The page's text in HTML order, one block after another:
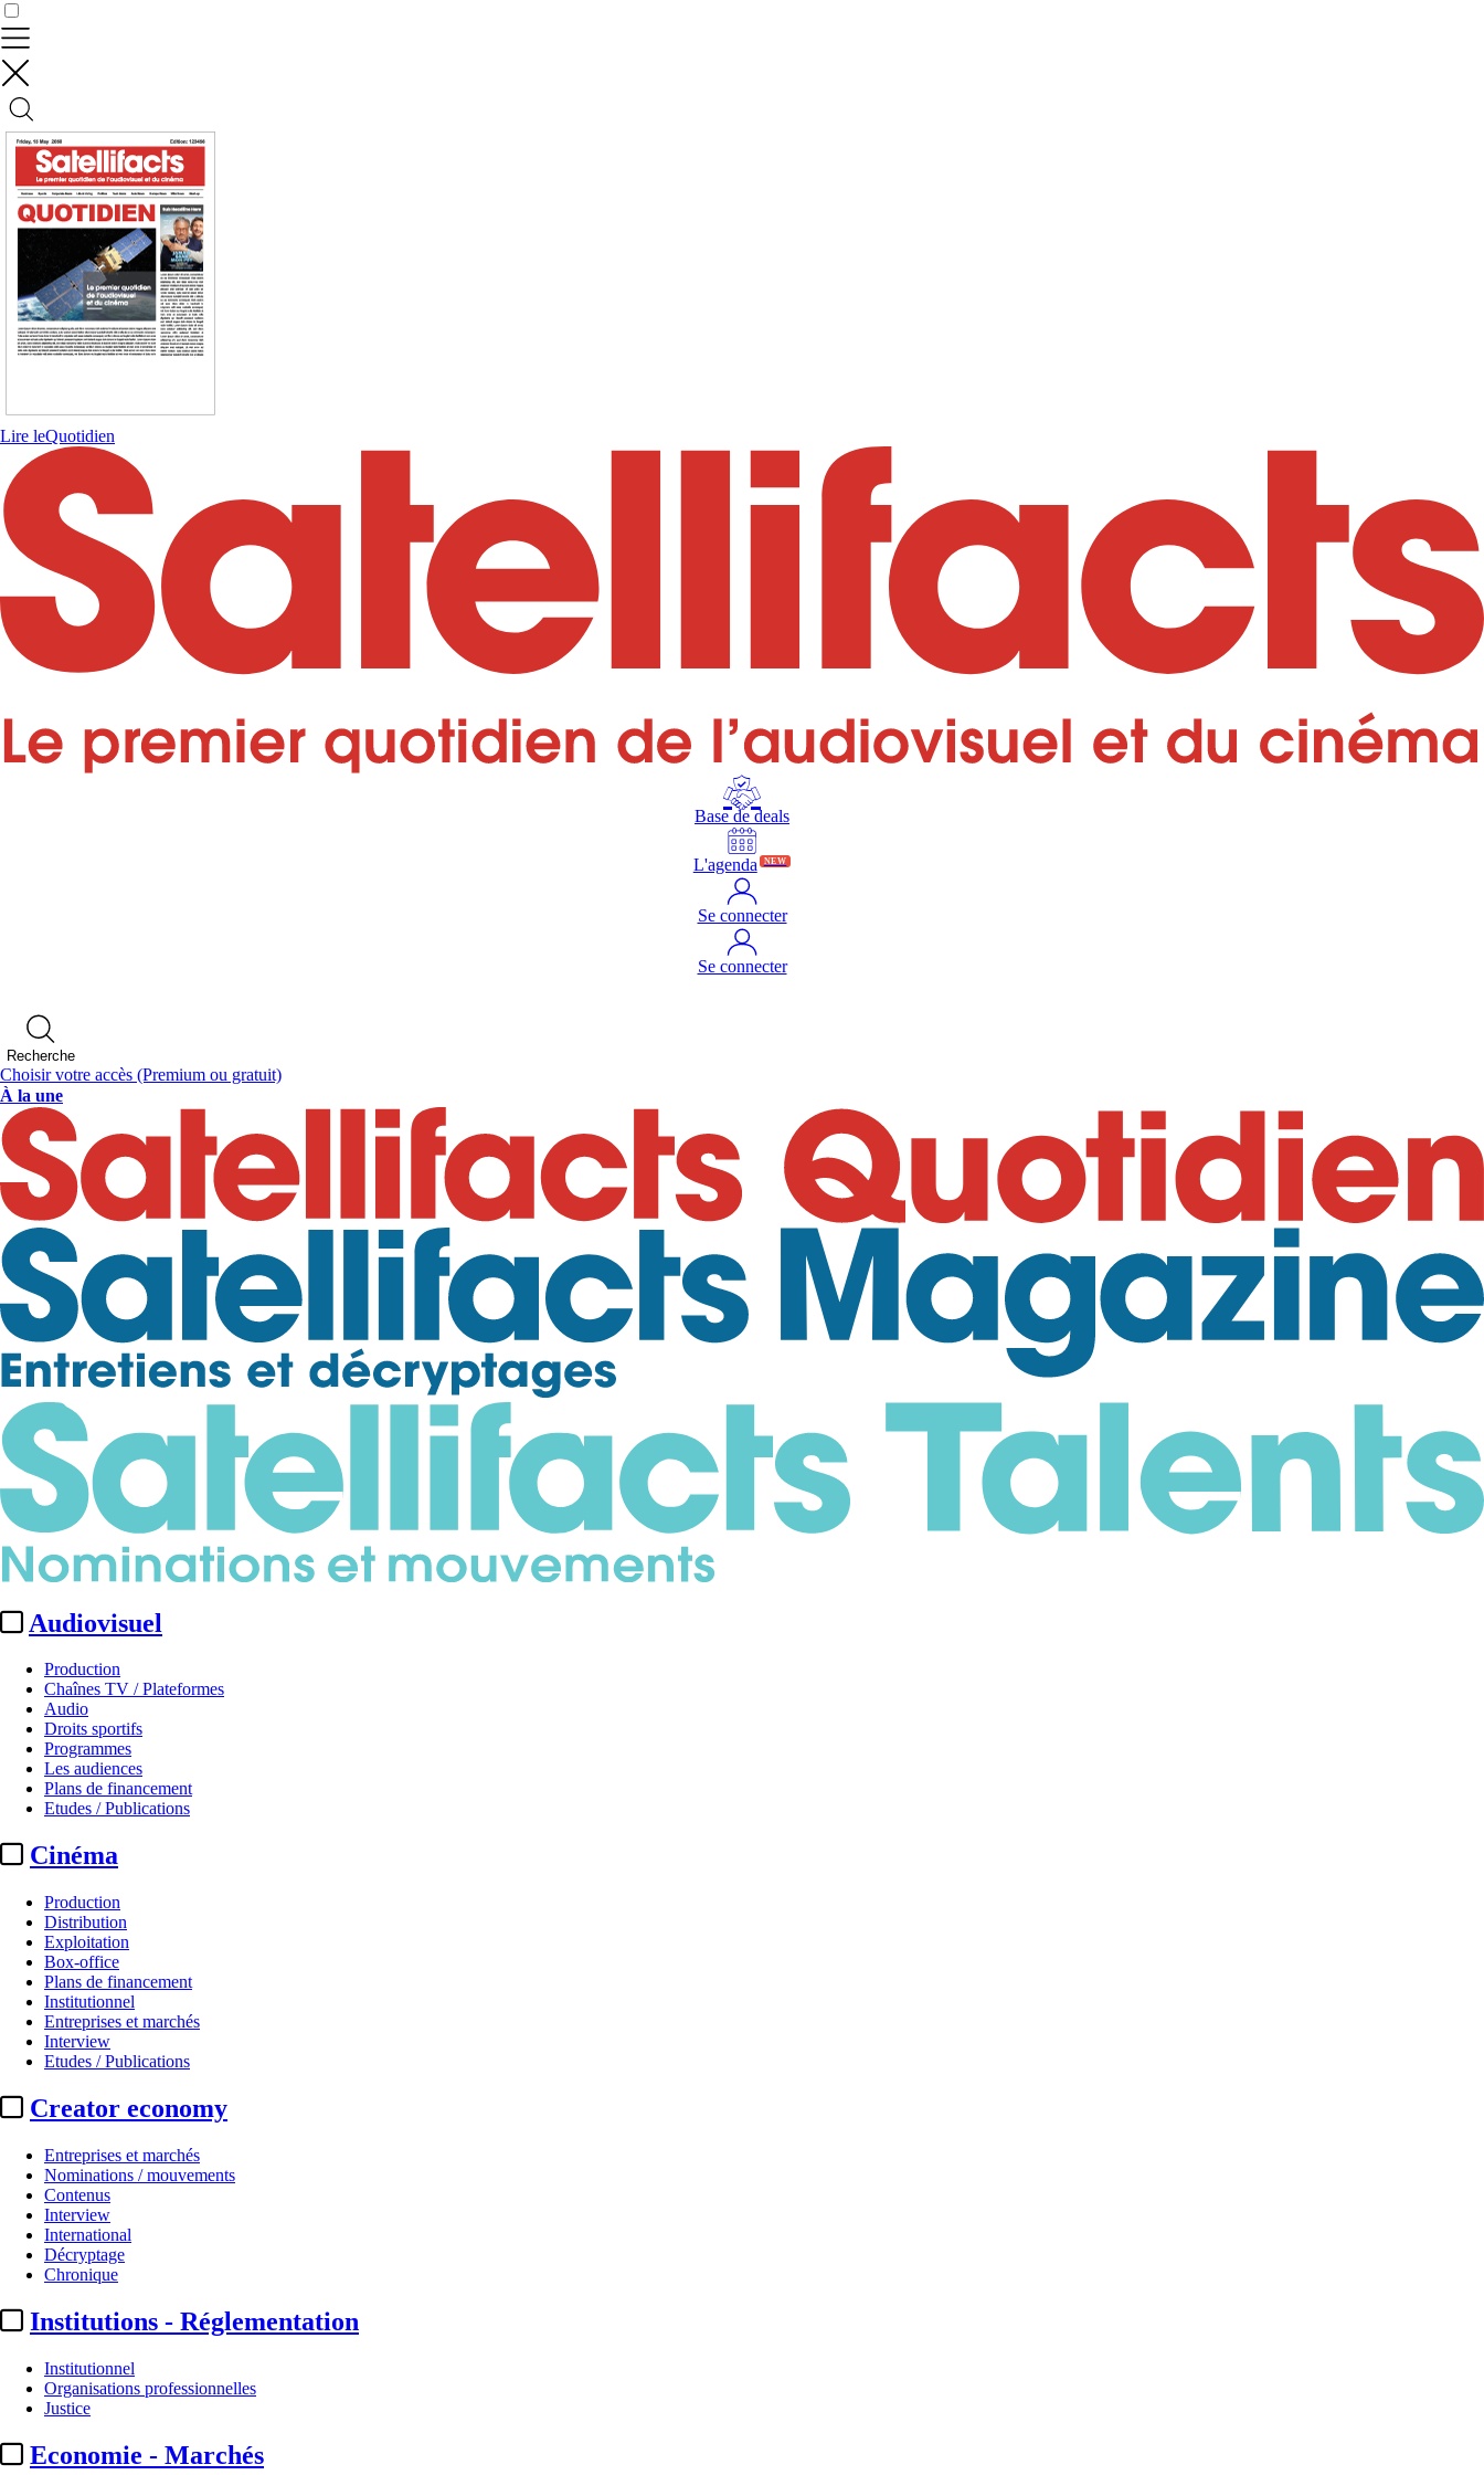
Lire leQuotidien
Base de deals
L'agenda NEW
Se connecter
Se connecter
Recherche
Choisir votre accès (Premium ou gratuit)
À la une
Audiovisuel
Production
Chaînes TV / Plateformes
Audio
Droits sportifs
Programmes
Les audiences
Plans de financement
Etudes / Publications
Cinéma
Production
Distribution
Exploitation
Box-office
Plans de financement
Institutionnel
Entreprises et marchés
Interview
Etudes / Publications
Creator economy
Entreprises et marchés
Nominations / mouvements
Contenus
Interview
International
Décryptage
Chronique
Institutions - Réglementation
Institutionnel
Organisations professionnelles
Justice
Economie - Marchés
Production
Ellipse Animation / Pan Animation :
Par
Damien Choppin
Contrôler vos données